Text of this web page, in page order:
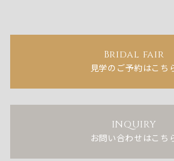
Bridal fair
見学のご予約はこち
INQUIRY
お問い合わせはこち